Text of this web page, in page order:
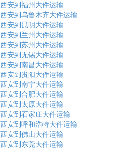
西安到福州大件运输
西安到乌鲁木齐大件运输
西安到昆明大件运输
西安到兰州大件运输
西安到苏州大件运输
西安到无锡大件运输
西安到南昌大件运输
西安到贵阳大件运输
西安到南宁大件运输
西安到合肥大件运输
西安到太原大件运输
西安到石家庄大件运输
西安到呼和浩特大件运输
西安到佛山大件运输
西安到东莞大件运输